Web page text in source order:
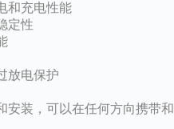
和充电性能
定性
放电保护
安装，可以在任何方向携带和